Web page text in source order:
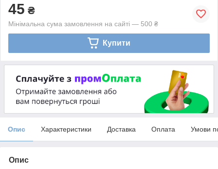
45 ₴
Мінімальна сума замовлення на сайті — 500 ₴
Купити
Опис Характеристики Доставка Оплата Умови
Опис